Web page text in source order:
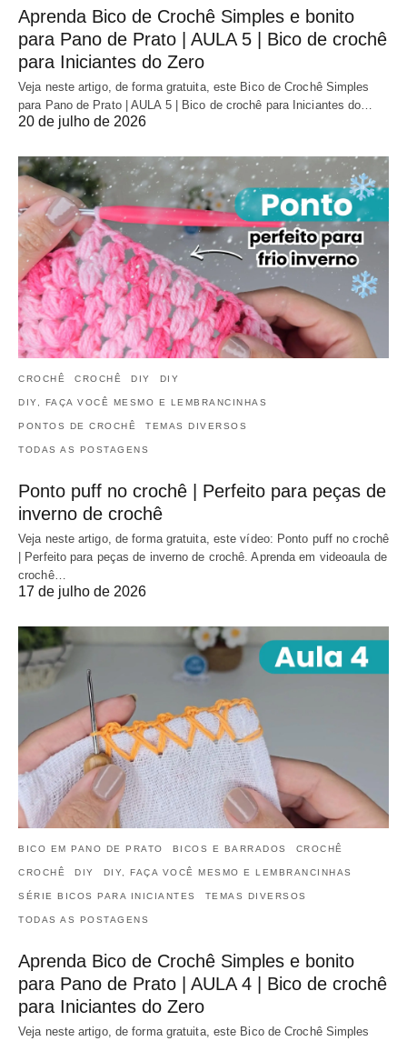
Aprenda Bico de Crochê Simples e bonito
para Pano de Prato | AULA 5 | Bico de crochê
para Iniciantes do Zero
Veja neste artigo, de forma gratuita, este Bico de Crochê Simples
para Pano de Prato | AULA 5 | Bico de crochê para Iniciantes do…
20 de julho de 2026
CROCHÊ CROCHÊ DIY DIY
DIY, FAÇA VOCÊ MESMO E LEMBRANCINHAS
PONTOS DE CROCHÊ TEMAS DIVERSOS
TODAS AS POSTAGENS
Ponto puff no crochê | Perfeito para peças de
inverno de crochê
Veja neste artigo, de forma gratuita, este vídeo: Ponto puff no crochê
| Perfeito para peças de inverno de crochê. Aprenda em videoaula de
crochê…
17 de julho de 2026
BICO EM PANO DE PRATO BICOS E BARRADOS CROCHÊ
CROCHÊ DIY DIY, FAÇA VOCÊ MESMO E LEMBRANCINHAS
SÉRIE BICOS PARA INICIANTES TEMAS DIVERSOS
TODAS AS POSTAGENS
Aprenda Bico de Crochê Simples e bonito
para Pano de Prato | AULA 4 | Bico de crochê
para Iniciantes do Zero
Veja neste artigo, de forma gratuita, este Bico de Crochê Simples